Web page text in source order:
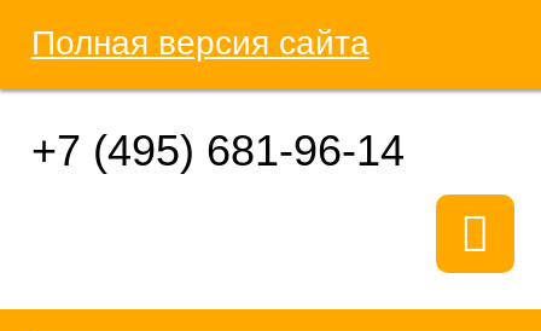
Полная версия сайта
+7 (495) 681-96-14